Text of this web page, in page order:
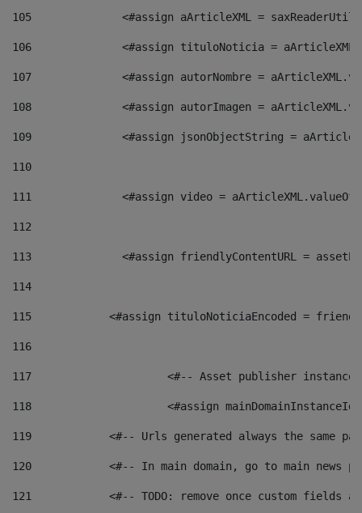
105
<#assign aArticleXML =
106
<#assign tituloNoticia =
107
<#assign autorNombre =
108
<#assign autorImagen =
109
<#assign jsonObjectString =
110
111
<#assign video =
112
113
<#assign friendlyContentURL =
114
115
<#assign tituloNoticiaEncoded =
116
117 <#-- Asset publisher
118 <#assign
119
<#-- Urls generated always the same
120
<#-- In main domain, go to main news
121
<#-- TODO: remove once custom fields